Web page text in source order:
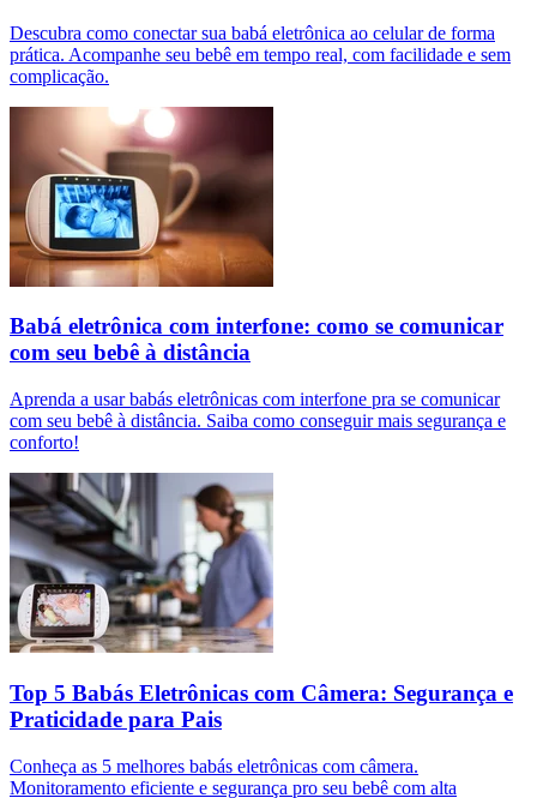
Descubra como conectar sua babá eletrônica ao celular de forma
prática. Acompanhe seu bebê em tempo real, com facilidade e sem
complicação.
Babá eletrônica com interfone: como se comunicar
com seu bebê à distância
Aprenda a usar babás eletrônicas com interfone pra se comunicar
com seu bebê à distância. Saiba como conseguir mais segurança e
conforto!
Top 5 Babás Eletrônicas com Câmera: Segurança e
Praticidade para Pais
Conheça as 5 melhores babás eletrônicas com câmera.
Monitoramento eficiente e segurança pro seu bebê com alta